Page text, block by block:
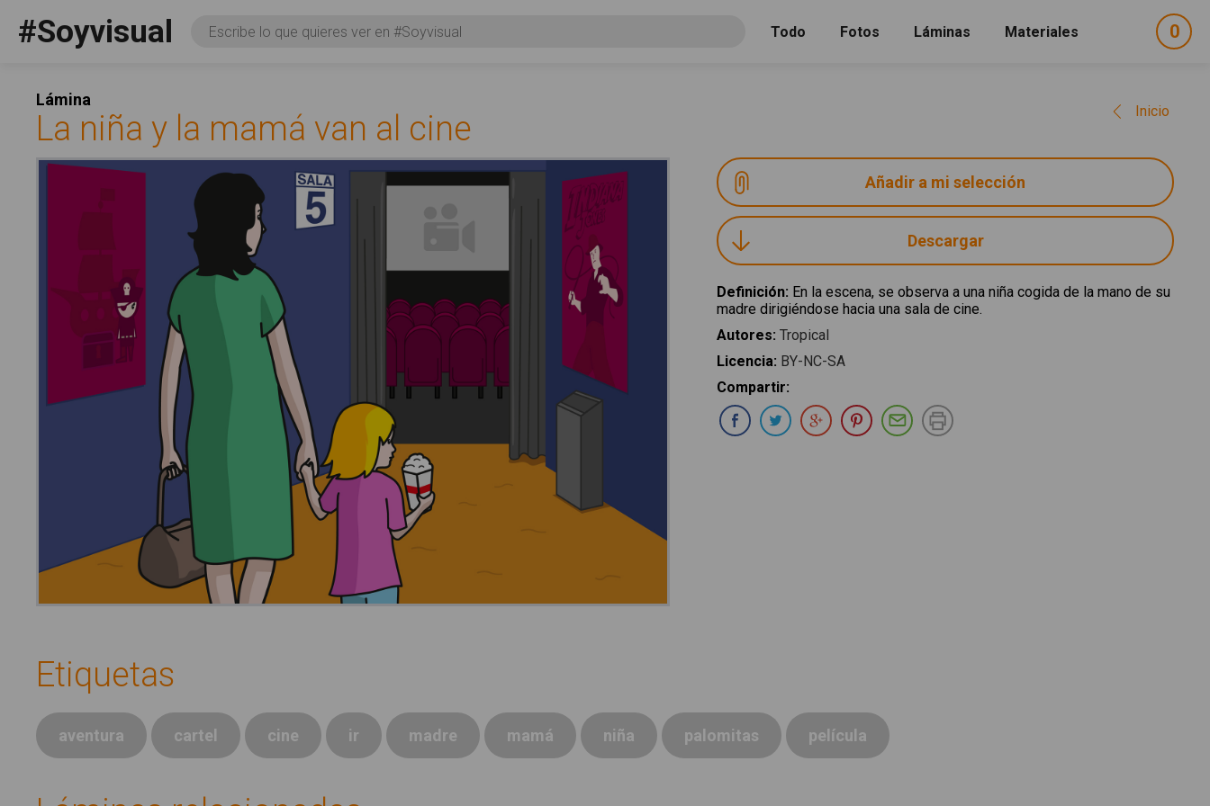
#Soyvisual Consulta Todo Fotos Láminas Materiales 0
Lámina
Inicio
La niña y la mamá van al cine
Descargar
Definición: En la escena, se observa a una niña cogida de la mano de su
madre dirigiéndose hacia una sala de cine.
Autores: Tropical
Licencia: BY-NC-SA
Compartir:
Compartir en Facebook
Compartir en Twitter
Compartir en Google Plus
Compartir en Pinterest
Compartir por E-mail
Etiquetas
aventura cartel cine ir madre mamá niña palomitas película
Social
FacebookYouTubeTwitter